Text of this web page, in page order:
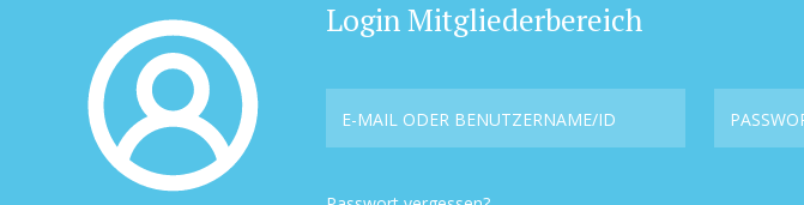
Login Mitgliederbereich